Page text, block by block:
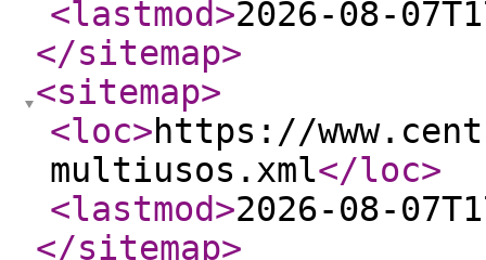
<lastmod>2026-08-
</sitemap>
<sitemap>
<loc>https://
multiusos.xml</loc>
<lastmod>2026-08-
</sitemap>